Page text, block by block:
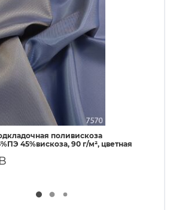
поливискоза
45%вискоза, 90 г/м², цветная